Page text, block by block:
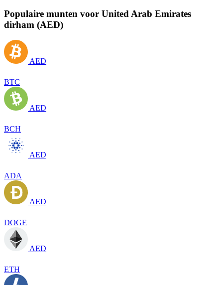
Populaire munten voor United Arab Emirates
dirham (AED)
AED
BTC
AED
BCH
AED
ADA
AED
DOGE
AED
ETH